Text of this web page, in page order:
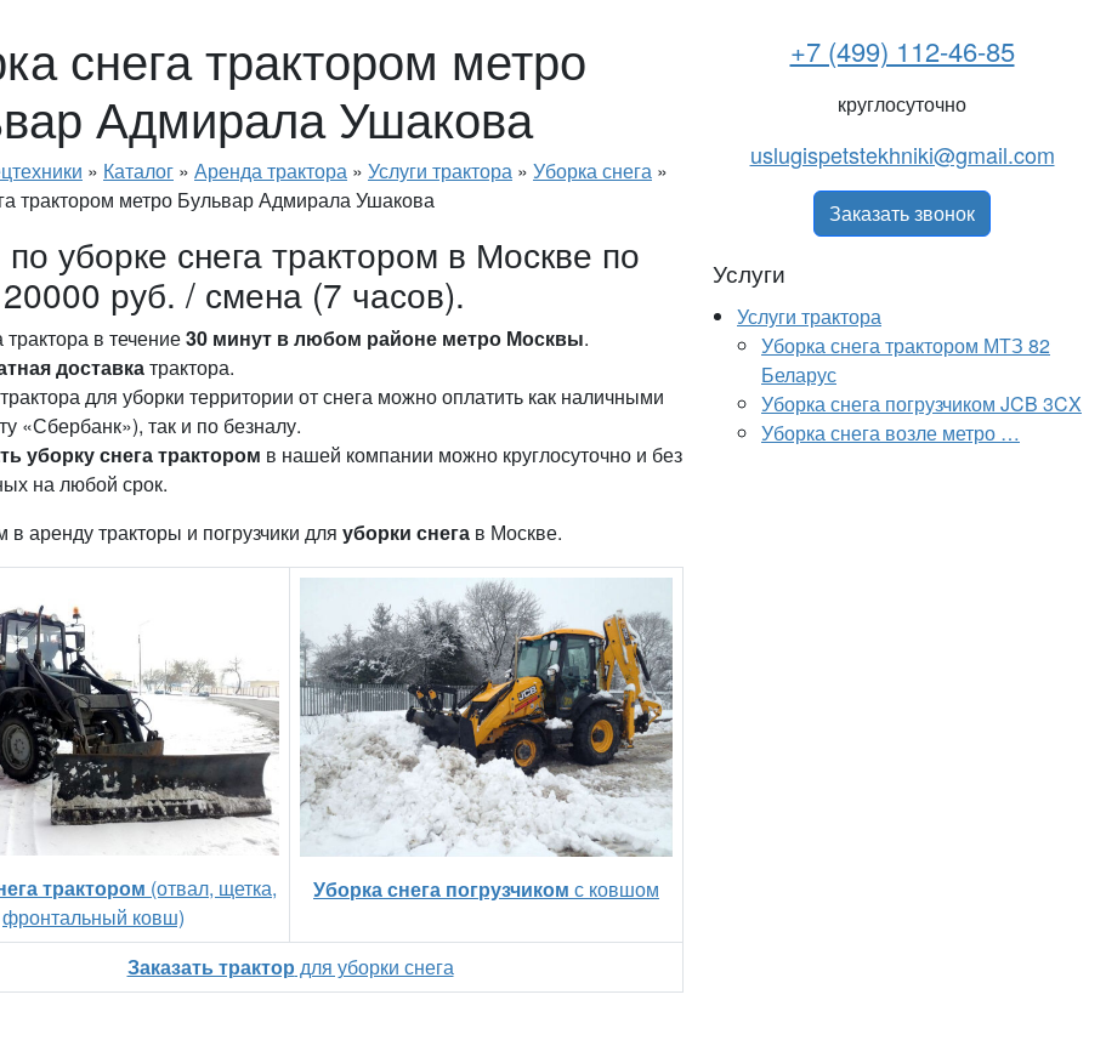
снега трактором метро
Адмирала Ушакова
» Каталог » Аренда трактора » Услуги трактора » Уборка снега »
трактором метро Бульвар Адмирала Ушакова
по уборке снега трактором в Москве по
руб. / смена (7 часов).
в течение30 минут в любом районе метро Москвы.
доставкатрактора.
для уборки территории от снега можно оплатить как наличными
«Сбербанк»), так и по безналу.
уборку снега трактором в нашей компании можно круглосуточно и без
на любой срок.
в аренду тракторы и погрузчики для уборки снега в Москве.
трактором (отвал, щетка,
фронтальный ковш)
Уборка снега погрузчиком с ковшом
Заказать трактор для уборки снега
+7 (499) 112-46-85
круглосуточно
uslugispetstekhniki@gmail.com
Заказать звонок
Услуги
Услуги трактора
Уборка снега трактором МТЗ 82
Беларус
Уборка снега погрузчиком JCB 3CX
Уборка снега возле метро …